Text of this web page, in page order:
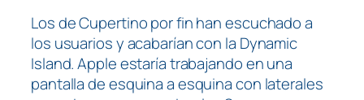
Los de Cupertino por fin han escuchado a
los usuarios y acabarían con la Dynamic
Island. Apple estaría trabajando en una
pantalla de esquina a esquina con laterales